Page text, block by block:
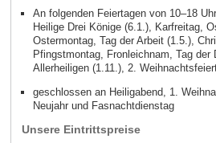
An folgenden Feiertagen von 10–18
Heilige Drei Könige (6.1.), Karfreitag,
Ostermontag, Tag der Arbeit (1.5.),
Pfingstmontag, Fronleichnam, Tag der
Allerheiligen (1.11.), 2.
geschlossen an Heiligabend, 1.
Neujahr und Fasnachtdienstag
Unsere Eintrittspreise